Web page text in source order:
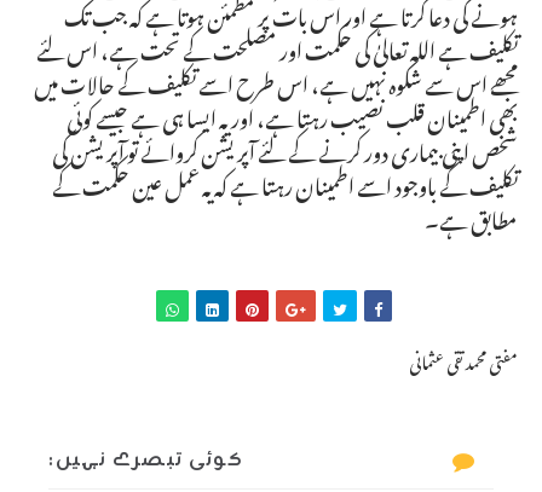
ہونے کی دعا کرتا ہے اور اس بات پر مطمئن ہوتا ہے کہ جب تک
تکلیف ہے اللہ تعالیٰ کی حکمت اور مصلحت کے تحت ہے، اس لئے
مجھے اس سے شکوہ نہیں ہے، اس طرح اسے تکلیف کے حالات میں
بھی اطمینان قلب نصیب رہتا ہے، اور یہ ایسا ہی ہے جیسے کوئی
شخص اپنی بیماری دور کرنے کے لئے آپریشن کروائے تو آپریشن کی
تکلیف کے باوجود اسے اطمینان رہتا ہے کہ یہ عمل عین حکمت کے
مطابق ہے۔
مفتی محمد تقی عثمانی
کوئی تبصرے نہیں: